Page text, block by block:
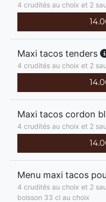
4 crudités au choix et 2
Maxi tacos tenders
4 crudités au choix et 2
Maxi tacos cordon
4 crudités au choix et 2
Menu maxi tacos
4 crudités au choix et 2
boisson 33 cl au choix